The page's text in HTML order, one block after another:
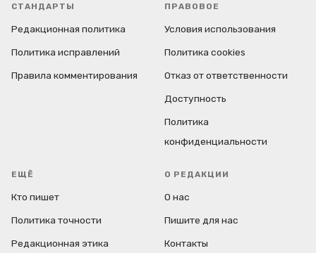
СТАНДАРТЫ
Редакционная политика
Политика исправлений
Правила комментирования
ПРАВОВОЕ
Условия использования
Политика cookies
Отказ от ответственности
Доступность
Политика
конфиденциальности
ЕЩЁ
Кто пишет
Политика точности
Редакционная этика
О РЕДАКЦИИ
О нас
Пишите для нас
Контакты